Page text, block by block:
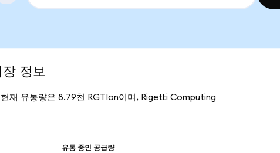
정보
재 유통량은 8.79천 RGTIon이며, Rigetti Computing
유통 중인 공급량